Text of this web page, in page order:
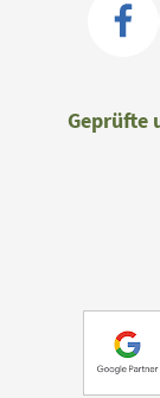
Geprüfte